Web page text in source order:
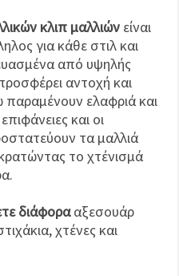
κλιπ μαλλιών είναι
για κάθε στιλ και
από υψηλής
αντοχή και
παραμένουν ελαφριά και
και οι
τα μαλλιά
το χτένισμά
διάφορααξεσουάρ
χτένες και